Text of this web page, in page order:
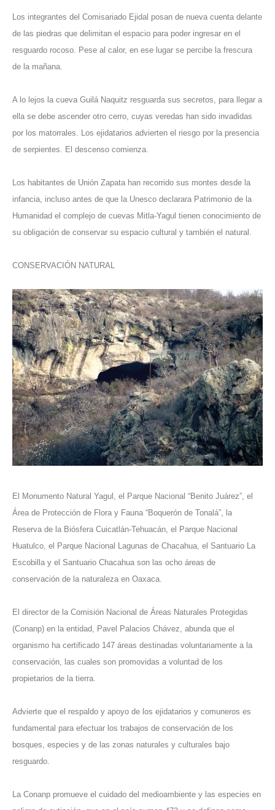
Los integrantes del Comisariado Ejidal posan de nueva cuenta delante
de las piedras que delimitan el espacio para poder ingresar en el
resguardo rocoso. Pese al calor, en ese lugar se percibe la frescura
de la mañana.
A lo lejos la cueva Guilá Naquitz resguarda sus secretos, para llegar a
ella se debe ascender otro cerro, cuyas veredas han sido invadidas
por los matorrales. Los ejidatarios advierten el riesgo por la presencia
de serpientes. El descenso comienza.
Los habitantes de Unión Zapata han recorrido sus montes desde la
infancia, incluso antes de que la Unesco declarara Patrimonio de la
Humanidad el complejo de cuevas Mitla-Yagul tienen conocimiento de
su obligación de conservar su espacio cultural y también el natural.
CONSERVACIÓN NATURAL
El Monumento Natural Yagul, el Parque Nacional “Benito Juárez”, el
Área de Protección de Flora y Fauna “Boquerón de Tonalá”, la
Reserva de la Biósfera Cuicatlán-Tehuacán, el Parque Nacional
Huatulco, el Parque Nacional Lagunas de Chacahua, el Santuario La
Escobilla y el Santuario Chacahua son las ocho áreas de
conservación de la naturaleza en Oaxaca.
El director de la Comisión Nacional de Áreas Naturales Protegidas
(Conanp) en la entidad, Pavel Palacios Chávez, abunda que el
organismo ha certificado 147 áreas destinadas voluntariamente a la
conservación, las cuales son promovidas a voluntad de los
propietarios de la tierra.
Advierte que el respaldo y apoyo de los ejidatarios y comuneros es
fundamental para efectuar los trabajos de conservación de los
bosques, especies y de las zonas naturales y culturales bajo
resguardo.
La Conanp promueve el cuidado del medioambiente y las especies en